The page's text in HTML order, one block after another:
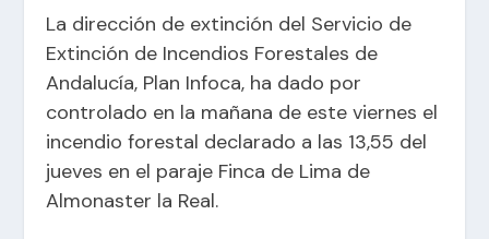
La dirección de extinción del Servicio de
Extinción de Incendios Forestales de
Andalucía, Plan Infoca, ha dado por
controlado en la mañana de este viernes el
incendio forestal declarado a las 13,55 del
jueves en el paraje Finca de Lima de
Almonaster la Real.